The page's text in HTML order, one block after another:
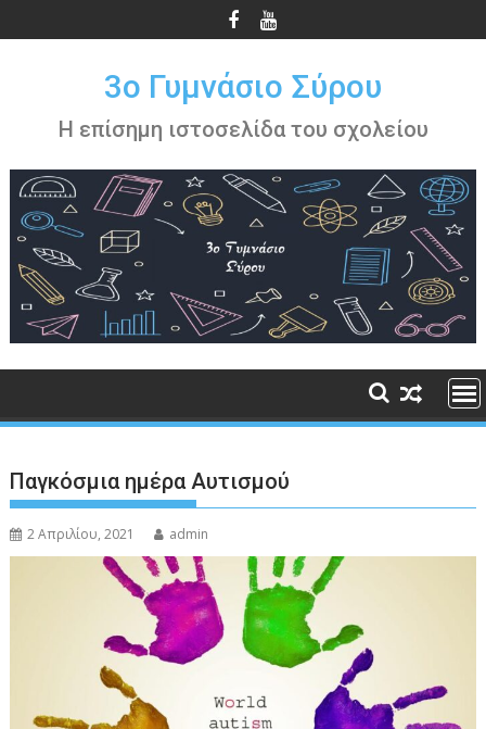
στο
3ο Γυμνάσιο Σύρου
Η επίσημη ιστοσελίδα του σχολείου
Παγκόσμια ημέρα Αυτισμού
2 Απριλίου, 2021 admin